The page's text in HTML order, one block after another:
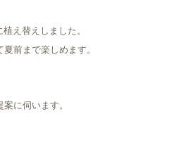
え替えしました。
前まで楽しめます。
に伺います。